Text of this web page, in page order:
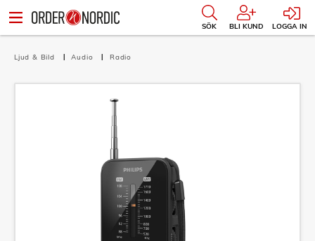
SÖK BLI KUND LOGGA IN
Ljud & Bild Audio Radio